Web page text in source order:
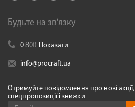
Будьте на зв'язку
0 800 Показати
info@procraft.ua
Отримуйте повідомлення про нові акції,
спецпропозиції і знижки